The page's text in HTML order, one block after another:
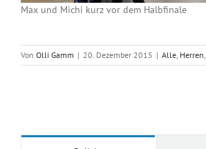
Max und Michi kurz vor dem Halbfinale
Von Olli Gamm | 20. Dezember 2015 | Alle, Herren,